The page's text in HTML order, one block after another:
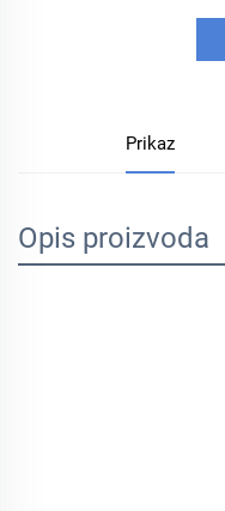
Prikaz
Opis proizvoda